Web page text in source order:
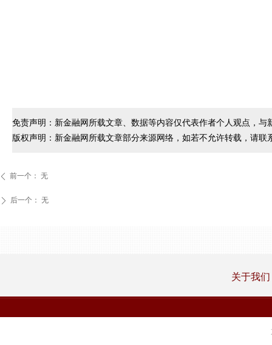
ꄴ 前一个： 无
ꄲ 后一个： 无
免责声明：新金融网所载文章、数据等内容仅代表作者个人观点，
版权声明：新金融网所载文章部分来源网络，如若不允许转载，请联
关于我们